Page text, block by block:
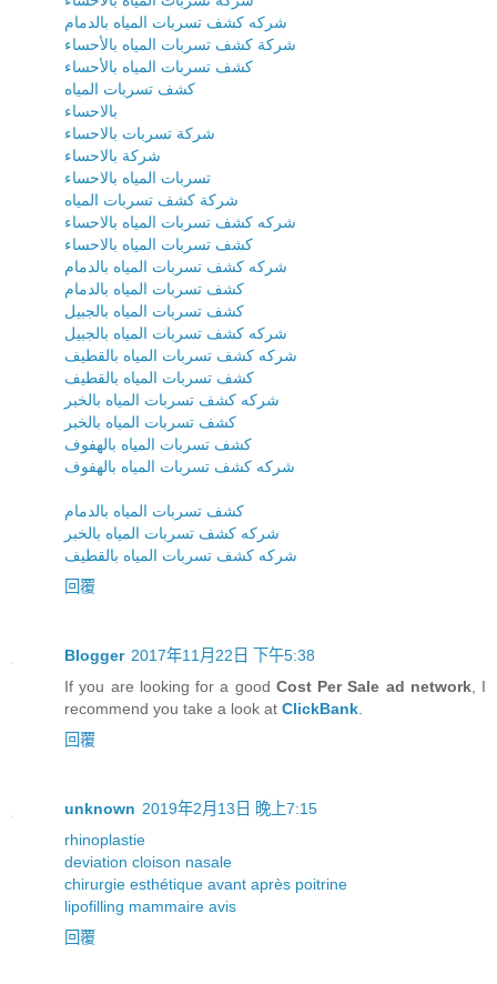
شركه كشف تسربات المياه بالدمام
شركة كشف تسربات المياه بالأحساء
كشف تسربات المياه بالأحساء
كشف تسربات المياه
بالاحساء
شركة تسربات بالاحساء
شركة بالاحساء
تسربات المياه بالاحساء
شركة كشف تسربات المياه
شركه كشف تسربات المياه بالاحساء
كشف تسربات المياه بالاحساء
شركه كشف تسربات المياه بالدمام
كشف تسربات المياه بالدمام
كشف تسربات المياه بالجبيل
شركه كشف تسربات المياه بالجبيل
شركه كشف تسربات المياه بالقطيف
كشف تسربات المياه بالقطيف
شركه كشف تسربات المياه بالخبر
كشف تسربات المياه بالخبر
كشف تسربات المياه بالهفوف
شركه كشف تسربات المياه بالهفوف
كشف تسربات المياه بالدمام
شركه كشف تسربات المياه بالخبر
شركه كشف تسربات المياه بالقطيف
回覆
Blogger 2017年11月22日 下午5:38
If you are looking for a good Cost Per Sale ad network, I
recommend you take a look at ClickBank
回覆
unknown 2019年2月13日 晚上7:15
rhinoplastie
deviation cloison nasale
chirurgie esthétique avant après poitrine
lipofilling mammaire avis
回覆